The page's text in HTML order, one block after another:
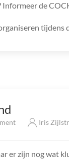
de
tijdens
Iris
er zijn nog wat